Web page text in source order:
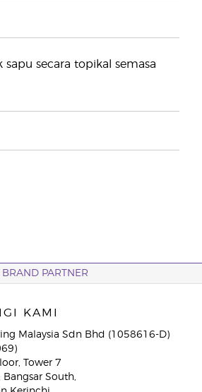
secara topikal semasa
PARTNER
KAMI
Malaysia Sdn Bhd (1058616-D)
Tower 7
Bangsar South,